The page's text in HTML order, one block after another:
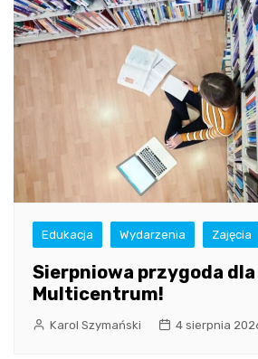
Edukacja Wydarzenia Zajęcia
Sierpniowa przygoda
Multicentrum!
Karol Szymański 4 sierpnia